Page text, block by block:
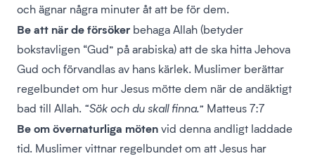
och ägnar några minuter åt att be för dem.
Be att när de försöker behaga Allah (betyder
bokstavligen “Gud” på arabiska) att de ska hitta Jehova
Gud och förvandlas av hans kärlek. Muslimer berättar
regelbundet om hur Jesus mötte dem när de andäktigt
bad till Allah. “Sök och du skall finna.” Matteus 7:7
Be om övernaturliga mötenvid denna andligt laddade
tid. Muslimer vittnar regelbundet om att Jesus har